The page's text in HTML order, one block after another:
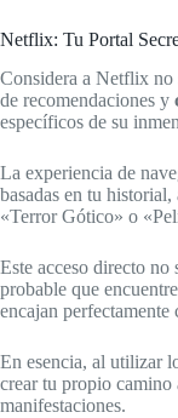
Netflix: Tu Portal
Considera a Netflix no
de recomendaciones y
específicos de su
La experiencia de
basadas en tu
«Terror Gótico» o
Este acceso directo
probable que
encajan
En esencia, al utilizar
crear tu propio camino
manifestaciones.